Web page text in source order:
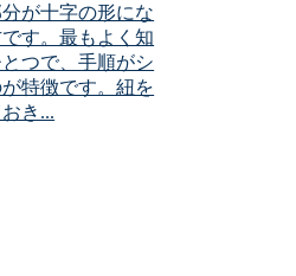
が十字の形にな
す。最もよく知
つで、手順がシ
特徴です。紐を
き...